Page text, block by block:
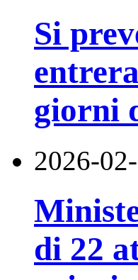
Si
giorni
2026-
di 22